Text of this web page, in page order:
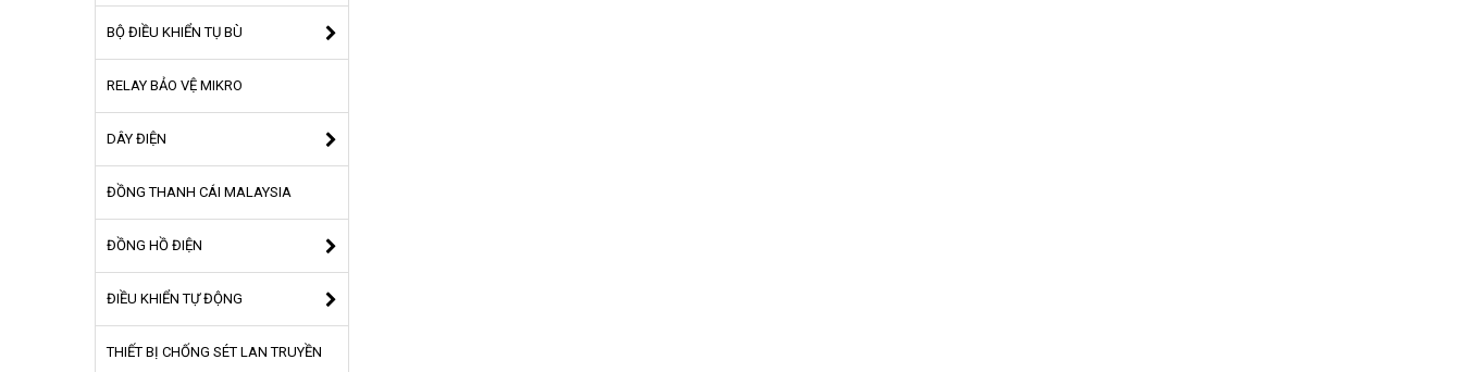
BỘ ĐIỀU KHIỂN TỤ BÙ
RELAY BẢO VỆ MIKRO
DÂY ĐIỆN
ĐỒNG THANH CÁI MALAYSIA
ĐỒNG HỒ ĐIỆN
ĐIỀU KHIỂN TỰ ĐỘNG
THIẾT BỊ CHỐNG SÉT LAN TRUYỀN